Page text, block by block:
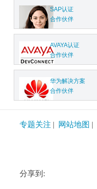
SAP认证
合作伙伴
AVAYA认证
合作伙伴
华为解决方案
合作伙伴
专题关注 | 网站地图 |
分享到: